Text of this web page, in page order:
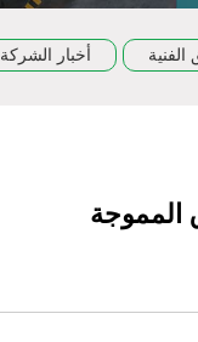
أخبار الشركة الفنية
المموجة